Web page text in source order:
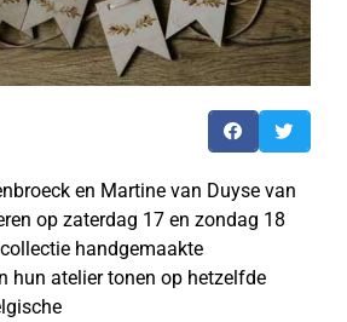
en Martine van Duyse van
op zaterdag 17 en zondag 18
handgemaakte
hun atelier tonen op hetzelfde